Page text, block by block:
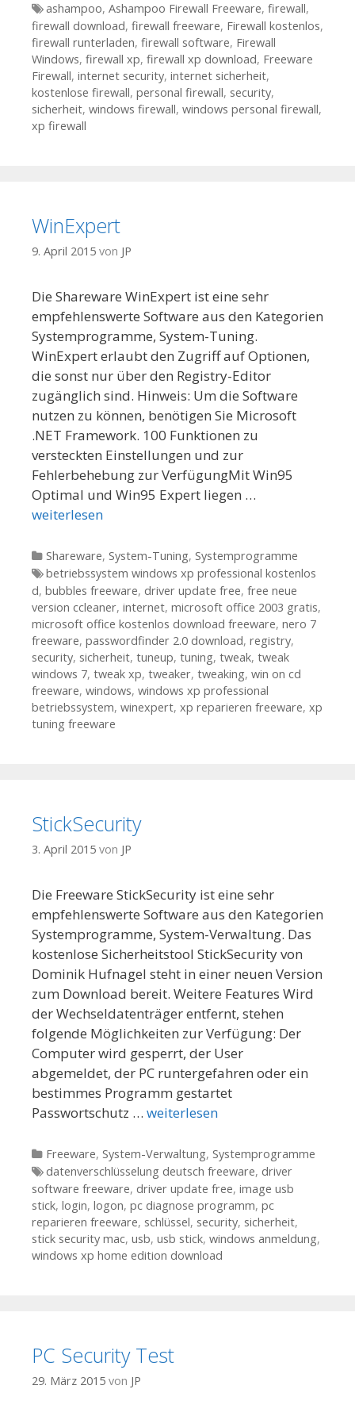
Tags
ashampoo, Ashampoo Firewall Freeware, firewall,
firewall download, firewall freeware, Firewall kostenlos,
firewall runterladen, firewall software, Firewall
Windows, firewall xp, firewall xp download, Freeware
Firewall, internet security, internet sicherheit,
kostenlose firewall, personal firewall, security,
sicherheit, windows firewall, windows personal firewall,
xp firewall
WinExpert
9. April 2015 von JP
Die Shareware WinExpert ist eine sehr
empfehlenswerte Software aus den Kategorien
Systemprogramme, System-Tuning.
WinExpert erlaubt den Zugriff auf Optionen,
die sonst nur über den Registry-Editor
zugänglich sind. Hinweis: Um die Software
nutzen zu können, benötigen Sie Microsoft
.NET Framework. 100 Funktionen zu
versteckten Einstellungen und zur
Fehlerbehebung zur VerfügungMit Win95
Optimal und Win95 Expert liegen …
weiterlesen
Kategorien
Shareware, System-Tuning, Systemprogramme
Tags
betriebssystem windows xp professional kostenlos
d, bubbles freeware, driver update free, free neue
version ccleaner, internet, microsoft office 2003 gratis,
microsoft office kostenlos download freeware, nero 7
freeware, passwordfinder 2.0 download, registry,
security, sicherheit, tuneup, tuning, tweak, tweak
windows 7, tweak xp, tweaker, tweaking, win on cd
freeware, windows, windows xp professional
betriebssystem, winexpert, xp reparieren freeware, xp
tuning freeware
StickSecurity
3. April 2015 von JP
Die Freeware StickSecurity ist eine sehr
empfehlenswerte Software aus den Kategorien
Systemprogramme, System-Verwaltung. Das
kostenlose Sicherheitstool StickSecurity von
Dominik Hufnagel steht in einer neuen Version
zum Download bereit. Weitere Features Wird
der Wechseldatenträger entfernt, stehen
folgende Möglichkeiten zur Verfügung: Der
Computer wird gesperrt, der User
abgemeldet, der PC runtergefahren oder ein
bestimmes Programm gestartet
Passwortschutz … weiterlesen
Kategorien
Freeware, System-Verwaltung, Systemprogramme
Tags
datenverschlüsselung deutsch freeware, driver
software freeware, driver update free, image usb
stick, login, logon, pc diagnose programm, pc
reparieren freeware, schlüssel, security, sicherheit,
stick security mac, usb, usb stick, windows anmeldung,
windows xp home edition download
PC Security Test
29. März 2015 von JP